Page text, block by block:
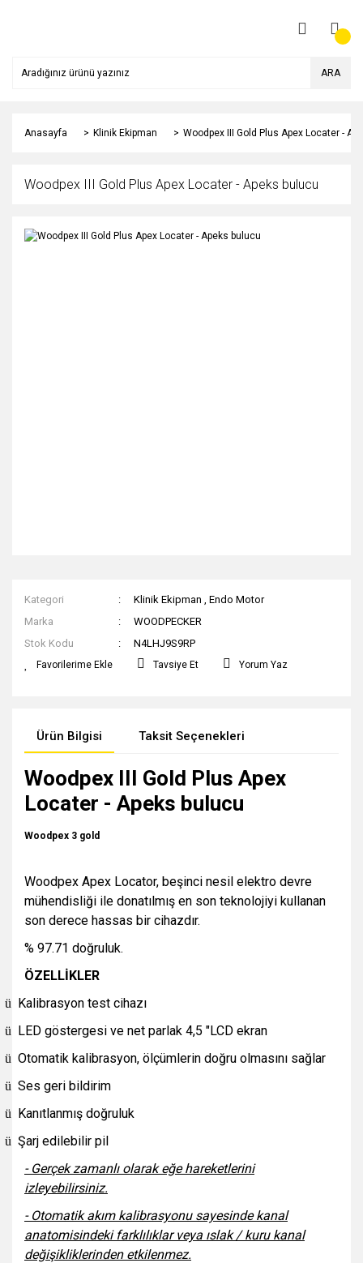
ARA
Anasayfa Klinik Ekipman Woodpex III Gold Plus Apex Locater -
Woodpex III Gold Plus Apex Locater - Apeks bulucu
Kategori Klinik Ekipman ,Endo Motor
Marka
WOODPECKER
Stok Kodu
N4LHJ9S9RP
Tavsiye Et Yorum Yaz
Ürün Bilgisi Taksit Seçenekleri
Woodpex III Gold Plus Apex
Locater - Apeks bulucu
Woodpex 3 gold
Woodpex Apex Locator, beşinci nesil elektro devre
mühendisliği ile donatılmış en son teknolojiyi kullanan
son derece hassas bir cihazdır.
% 97.71 doğruluk.
ÖZELLİKLER
ü Kalibrasyon test cihazı
ü LED göstergesi ve net parlak 4,5 "LCD ekran
ü Otomatik kalibrasyon, ölçümlerin doğru olmasını sağlar
ü Ses geri bildirim
ü Kanıtlanmış doğruluk
ü Şarj edilebilir pil
- Gerçek zamanlı olarak eğe hareketlerini
izleyebilirsiniz.
- Otomatik akım kalibrasyonu sayesinde kanal
anatomisindeki farklılıklar veya ıslak / kuru kanal
değişikliklerinden etkilenmez.